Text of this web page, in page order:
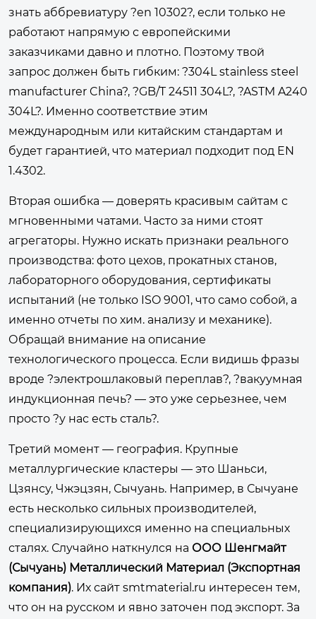
знать аббревиатуру ?en 10302?, если только не
работают напрямую с европейскими
заказчиками давно и плотно. Поэтому твой
запрос должен быть гибким: ?304L stainless steel
manufacturer China?, ?GB/T 24511 304L?, ?ASTM A240
304L?. Именно соответствие этим
международным или китайским стандартам и
будет гарантией, что материал подходит под EN
1.4302.
Вторая ошибка — доверять красивым сайтам с
мгновенными чатами. Часто за ними стоят
агрегаторы. Нужно искать признаки реального
производства: фото цехов, прокатных станов,
лабораторного оборудования, сертификаты
испытаний (не только ISO 9001, что само собой, а
именно отчеты по хим. анализу и механике).
Обращай внимание на описание
технологического процесса. Если видишь фразы
вроде ?электрошлаковый переплав?, ?вакуумная
индукционная печь? — это уже серьезнее, чем
просто ?у нас есть сталь?.
Третий момент — география. Крупные
металлургические кластеры — это Шаньси,
Цзянсу, Чжэцзян, Сычуань. Например, в Сычуане
есть несколько сильных производителей,
специализирующихся именно на специальных
сталях. Случайно наткнулся на ООО Шенгмайт
(Сычуань) Металлический Материал (Экспортная
компания). Их сайт smtmaterial.ru интересен тем,
что он на русском и явно заточен под экспорт. За